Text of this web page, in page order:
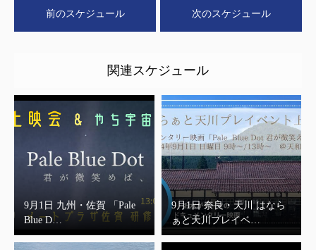
前のスケジュール 次のスケジュール
関連スケジュール
9月1日 九州・佐賀 「Pale
Blue D…
9月1日 奈良・天川 はなら
ぁと天川プレイベ…